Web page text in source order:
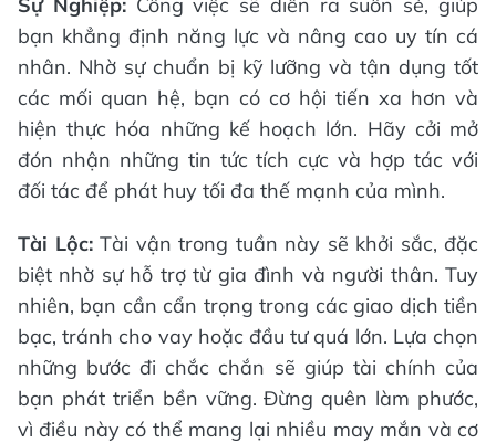
bạn khẳng định năng lực và nâng cao uy tín cá
nhân. Nhờ sự chuẩn bị kỹ lưỡng và tận dụng tốt
các mối quan hệ, bạn có cơ hội tiến xa hơn và
hiện thực hóa những kế hoạch lớn. Hãy cởi mở
đón nhận những tin tức tích cực và hợp tác với
đối tác để phát huy tối đa thế mạnh của mình.
Tài Lộc:Tài vận trong tuần này sẽ khởi sắc, đặc
biệt nhờ sự hỗ trợ từ gia đình và người thân. Tuy
nhiên, bạn cần cẩn trọng trong các giao dịch tiền
bạc, tránh cho vay hoặc đầu tư quá lớn. Lựa chọn
những bước đi chắc chắn sẽ giúp tài chính của
bạn phát triển bền vững. Đừng quên làm phước,
vì điều này có thể mang lại nhiều may mắn và cơ